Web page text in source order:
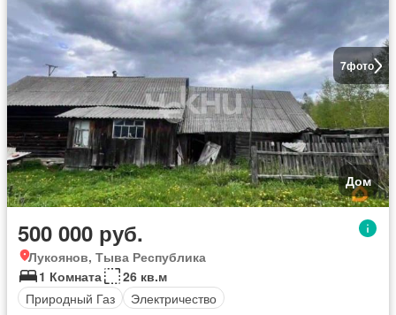
7фото
Дом
500 000 руб.
Лукоянов, Тыва Республика
1 Комната
26 кв.м
Природный Газ
Электричество